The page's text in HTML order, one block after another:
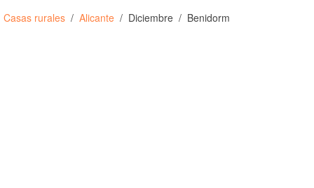
Casas rurales Alicante Diciembre Benidorm